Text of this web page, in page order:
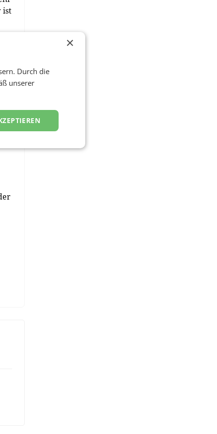
ist
×
Durch die
unserer